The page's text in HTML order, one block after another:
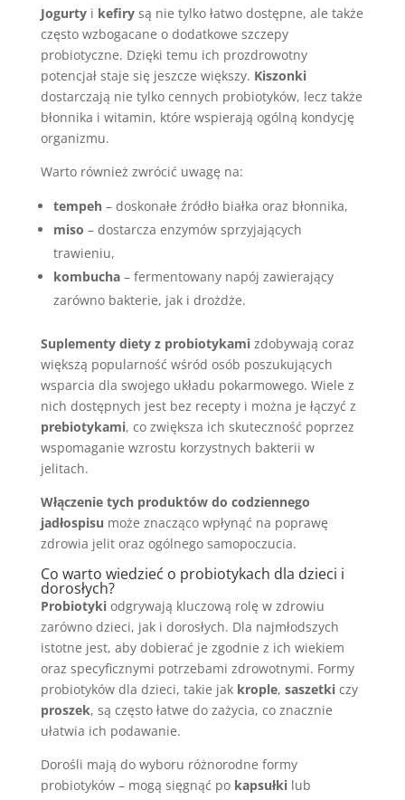
Jogurtyi kefirysą nie tylko łatwo dostępne, ale także
często wzbogacane o dodatkowe szczepy
probiotyczne. Dzięki temu ich prozdrowotny
potencjał staje się jeszcze większy. Kiszonki
dostarczają nie tylko cennych probiotyków, lecz także
błonnika i witamin, które wspierają ogólną kondycję
organizmu.
Warto również zwrócić uwagę na:
tempeh– doskonałe źródło białka oraz błonnika,
miso – dostarcza enzymów sprzyjających
trawieniu,
kombucha– fermentowany napój zawierający
zarówno bakterie, jak i drożdże.
Suplementy diety z probiotykamizdobywają coraz
większą popularność wśród osób poszukujących
wsparcia dla swojego układu pokarmowego. Wiele z
nich dostępnych jest bez recepty i można je łączyć z
prebiotykami, co zwiększa ich skuteczność poprzez
wspomaganie wzrostu korzystnych bakterii w
jelitach.
Włączenie tych produktów do codziennego
jadłospisu może znacząco wpłynąć na poprawę
zdrowia jelit oraz ogólnego samopoczucia.
Co warto wiedzieć o probiotykach dla dzieci i
dorosłych?
Probiotykiodgrywają kluczową rolę w zdrowiu
zarówno dzieci, jak i dorosłych. Dla najmłodszych
istotne jest, aby dobierać je zgodnie z ich wiekiem
oraz specyficznymi potrzebami zdrowotnymi. Formy
probiotyków dla dzieci, takie jak krople, saszetkiczy
proszek, są często łatwe do zażycia, co znacznie
ułatwia ich podawanie.
Dorośli mają do wyboru różnorodne formy
probiotyków – mogą sięgnąć po kapsułkilub